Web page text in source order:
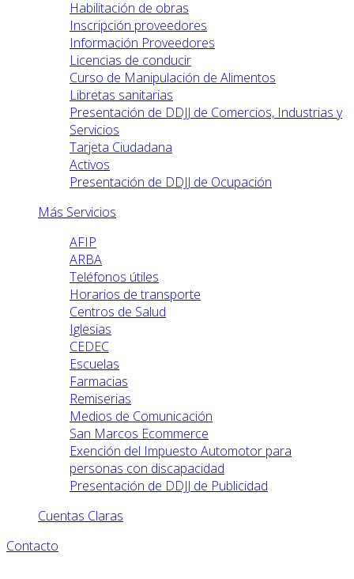
Habilitación de obras
Inscripción proveedores
Información Proveedores
Licencias de conducir
Curso de Manipulación de Alimentos
Libretas sanitarias
Presentación de DDJJ de Comercios, Industrias y
Servicios
Tarjeta Ciudadana
Activos
Presentación de DDJJ de Ocupación
Más Servicios
AFIP
ARBA
Teléfonos útiles
Horarios de transporte
Centros de Salud
Iglesias
CEDEC
Escuelas
Farmacias
Remiserias
Medios de Comunicación
San Marcos Ecommerce
Exención del Impuesto Automotor para
personas con discapacidad
Presentación de DDJJ de Publicidad
Cuentas Claras
Contacto